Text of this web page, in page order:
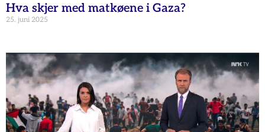
Hva skjer med matkøene i Gaza?
25. juni 2025